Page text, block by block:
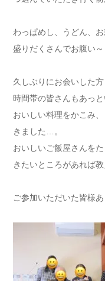
わっぱめし、うどん、
盛りだくさんでお腹い
久しぶりにお会いした
時間帯の皆さんもあっ
おいしい料理をかこみ
きました…。
おいしいご飯屋さんを
きたいところがあれば
ご参加いただいた皆様